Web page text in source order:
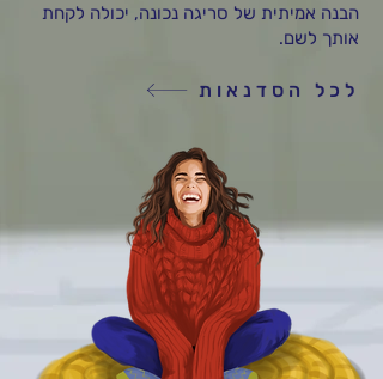
הבנה אמיתית של סריגה נכונה, יכולה לקחת
אותך לשם.
לכל הסדנאות